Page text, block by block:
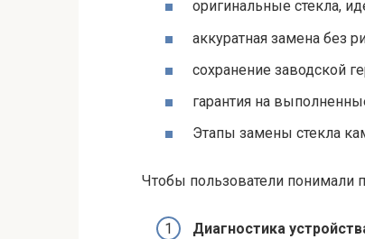
оригинальные стекла,
аккуратная замена без
сохранение заводской
гарантия на
Этапы замены стекла
Чтобы пользователи понимали
Диагностика